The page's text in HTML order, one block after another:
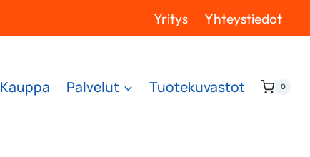
Yritys Yhteystiedot
Kauppa Palvelut Tuotekuvastot 0